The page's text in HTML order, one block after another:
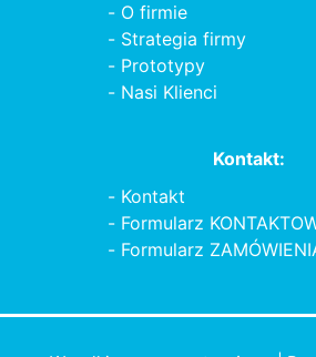
O firmie
Strategia firmy
Prototypy
Nasi Klienci
Kontakt:
Kontakt
Formularz
Formularz